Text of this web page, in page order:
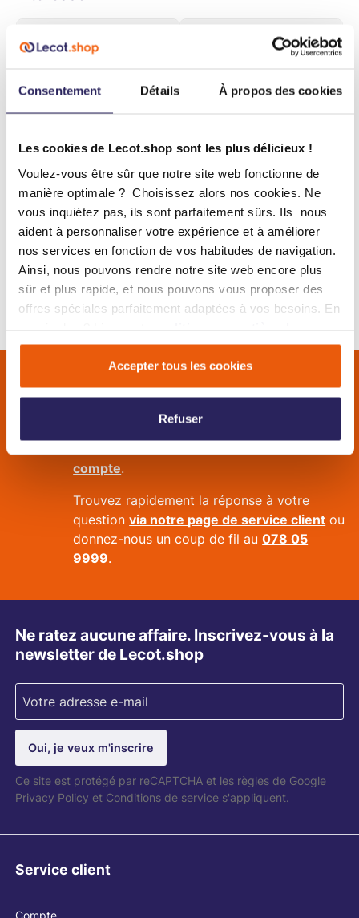
Consentement Détails À propos des cookies
Les cookies de Lecot.shop sont les plus délicieux !
Voulez-vous être sûr que notre site web fonctionne de
manière optimale ? Choisissez alors nos cookies. Ne
vous inquiétez pas, ils sont parfaitement sûrs. Ils nous
aident à personnaliser votre expérience et à améliorer
nos services en fonction de vos habitudes de navigation.
Ainsi, nous pouvons rendre notre site web encore plus
sûr et plus rapide, et nous pouvons vous proposer des
offres spéciales parfaitement adaptées à vos besoins. En
cookies.
Accepter tous les cookies
Refuser
STROXX Niveau à
bulle numérique 250
mm
73,19 € TVA incluse
60,49 € hors TVA
bulles avec poignées
- fraisée - 3 fioles -
1000 mm
56,86 €TVA incluse
46,99 € hors TVA
Besoin de nous ? Nous sommes là pour vous !
compte.
Trouvez rapidement la réponse à votre
questionvia notre page de service client ou
donnez-nous un coup de fil au078 05
9999.
Ne ratez aucune affaire. Inscrivez-vous à la
newsletter de Lecot.shop
Oui, je veux m'inscrire
Ce site est protégé par reCAPTCHA et les règles de Google
Privacy Policy et Conditions de service s'appliquent.
Service client